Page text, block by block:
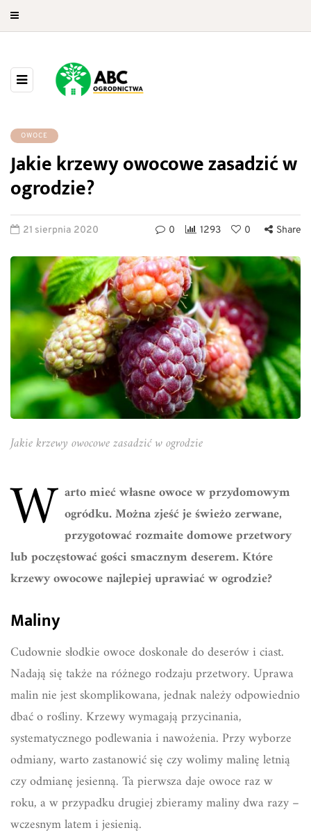
OWOCE
Jakie krzewy owocowe zasadzić w
ogrodzie?
21 sierpnia 2020 0 1293 0 Share
Jakie krzewy owocowe zasadzić w ogrodzie
W arto mieć własne owoce w przydomowym
ogródku. Można zjeść je świeżo zerwane,
przygotować rozmaite domowe przetwory
lub poczęstować gości smacznym deserem. Które
krzewy owocowe najlepiej uprawiać w ogrodzie?
Maliny
Cudownie słodkie owoce doskonałe do deserów i ciast.
Nadają się także na różnego rodzaju przetwory. Uprawa
malin nie jest skomplikowana, jednak należy odpowiednio
dbać o rośliny. Krzewy wymagają przycinania,
systematycznego podlewania i nawożenia. Przy wyborze
odmiany, warto zastanowić się czy wolimy malinę letnią
czy odmianę jesienną. Ta pierwsza daje owoce raz w
roku, a w przypadku drugiej zbieramy maliny dwa razy –
wczesnym latem i jesienią.